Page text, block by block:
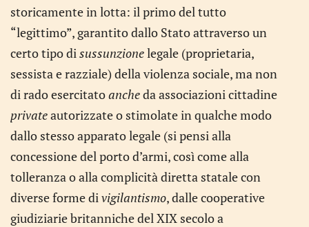
storicamente in lotta: il primo del tutto
“legittimo”, garantito dallo Stato attraverso un
certo tipo di sussunzionelegale (proprietaria,
sessista e razziale) della violenza sociale, ma non
di rado esercitatoancheda associazioni cittadine
privateautorizzate o stimolate in qualche modo
dallo stesso apparato legale (si pensi alla
concessione del porto d’armi, così come alla
tolleranza o alla complicità diretta statale con
diverse forme di vigilantismo, dalle cooperative
giudiziarie britanniche del XIX secolo a